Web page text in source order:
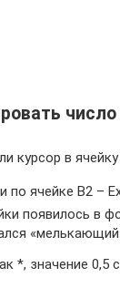
курсор в ячейку
по ячейке В2 –
появилось в
*, значение 0,5